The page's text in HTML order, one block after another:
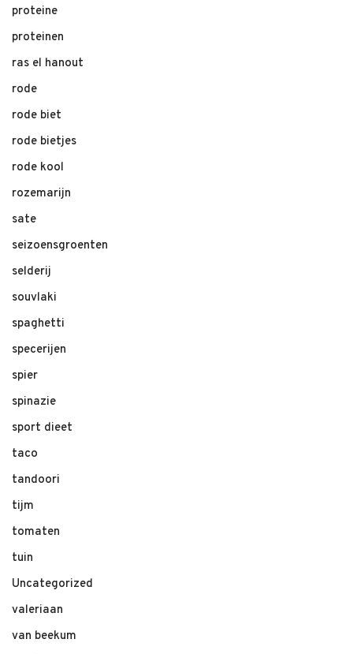
proteine
proteinen
ras el hanout
rode
rode biet
rode bietjes
rode kool
rozemarijn
sate
seizoensgroenten
selderij
souvlaki
spaghetti
specerijen
spier
spinazie
sport dieet
taco
tandoori
tijm
tomaten
tuin
Uncategorized
valeriaan
van beekum